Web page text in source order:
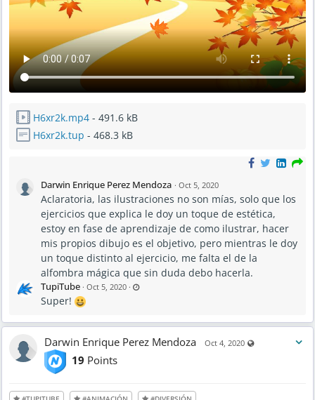
H6xr2k.mp4 - 491.6 kB
H6xr2k.tup - 468.3 kB
Darwin Enrique Perez Mendoza · Oct 5, 2020
Aclaratoria, las ilustraciones no son mías, solo que los
ejercicios que explica le doy un toque de estética,
estoy en fase de aprendizaje de como ilustrar, hacer
mis propios dibujo es el objetivo, pero mientras le doy
un toque distinto al ejercicio, me falta el de la
alfombra mágica que sin duda debo hacerla.
TupiTube · Oct 5, 2020 · L
a
p
d
t
5
Super!
Darwin Enrique Perez Mendoza Oct 4, 2020 Visible also to
19 Points